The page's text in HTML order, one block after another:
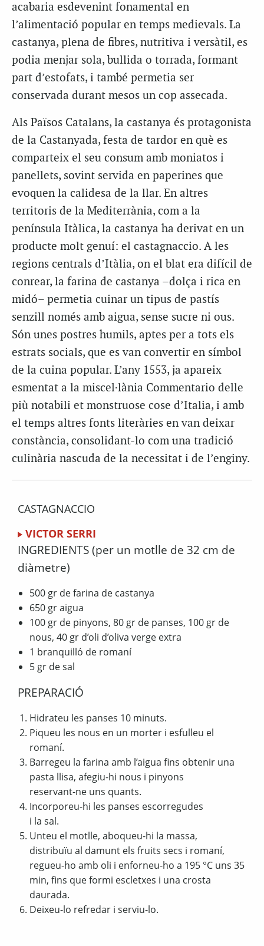
acabaria esdevenint fonamental en
l’alimentació popular en temps medievals. La
castanya, plena de fibres, nutritiva i versàtil, es
podia menjar sola, bullida o torrada, formant
part d’estofats, i també permetia ser
conservada durant mesos un cop assecada.
Als Països Catalans, la castanya és protagonista
de la Castanyada, festa de tardor en què es
comparteix el seu consum amb moniatos i
panellets, sovint servida en paperines que
evoquen la calidesa de la llar. En altres
territoris de la Mediterrània, com a la
península Itàlica, la castanya ha derivat en un
producte molt genuí: el castagnaccio. A les
regions centrals d’Itàlia, on el blat era difícil de
conrear, la farina de castanya –dolça i rica en
midó– permetia cuinar un tipus de pastís
senzill només amb aigua, sense sucre ni ous.
Són unes postres humils, aptes per a tots els
estrats socials, que es van convertir en símbol
de la cuina popular. L’any 1553, ja apareix
esmentat a la miscel·lània Commentario delle
più notabili et monstruose cose d’Italia, i amb
el temps altres fonts literàries en van deixar
constància, consolidant-lo com una tradició
culinària nascuda de la necessitat i de l’enginy.
CASTAGNACCIO
VICTOR SERRI
INGREDIENTS (per un motlle de 32 cm de
diàmetre)
500 gr de farina de castanya
650 gr aigua
100 gr de pinyons, 80 gr de panses, 100 gr de
nous, 40 gr d’oli d’oliva verge extra
1 branquilló de romaní
5 gr de sal
PREPARACIÓ
Hidrateu les panses 10 minuts.
Piqueu les nous en un morter i esfulleu el
romaní.
Barregeu la farina amb l’aigua fins obtenir una
pasta llisa, afegiu-hi nous i pinyons
reservant-ne uns quants.
Incorporeu-hi les panses escorregudes
i la sal.
Unteu el motlle, aboqueu-hi la massa,
distribuïu al damunt els fruits secs i romaní,
regueu-ho amb oli i enforneu-ho a 195 °C uns 35
min, fins que formi escletxes i una crosta
daurada.
Deixeu-lo refredar i serviu-lo.